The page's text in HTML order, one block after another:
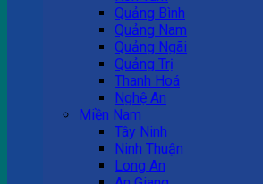
Quảng Bình
Quảng Nam
Quảng Ngãi
Quảng Trị
Thanh Hoá
Nghệ An
Miền Nam
Tây Ninh
Ninh Thuận
Long An